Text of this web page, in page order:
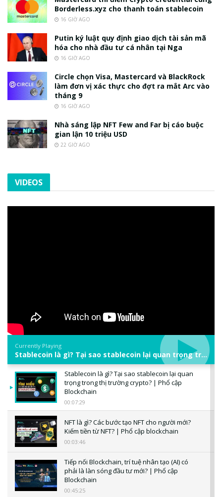
Borderless.xyz cho thanh toán stablecoin
16 GIỜ AGO
Putin ký luật quy định giao dịch tài sản mã
hóa cho nhà đầu tư cá nhân tại Nga
16 GIỜ AGO
Circle chọn Visa, Mastercard và BlackRock
làm đơn vị xác thực cho đợt ra mắt Arc vào
tháng 9
16 GIỜ AGO
Nhà sáng lập NFT Few and Far bị cáo buộc
gian lận 10 triệu USD
22 GIỜ AGO
VIDEOS
Currently Playing
Stablecoin là gì? Tại sao stablecoin lại quan trọng trong thị trường crypto? | Phổ cập Blockchain
Stablecoin là gì? Tại sao stablecoin lại quan
trọng trong thị trường crypto? | Phổ cập
Blockchain
00:07:29
NFT là gì? Các bước tạo NFT cho người mới?
Kiếm tiền từ NFT? | Phổ cập blockchain
00:03:46
Tiếp nối Blockchain, trí tuệ nhân tạo (AI) có
phải là làn sóng đầu tư mới? | Phổ cập
Blockchain
00:45:25